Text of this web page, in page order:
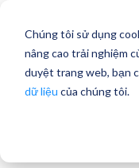
Chúng tôi sử dụng
nâng cao trải nghiệm
duyệt trang web, bạn
dữ liệu của chúng tôi.